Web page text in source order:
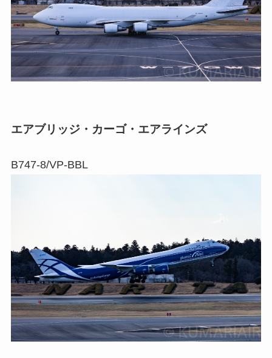
エアブリッジ・カーゴ・エアラインズ
B747-8/VP-BBL